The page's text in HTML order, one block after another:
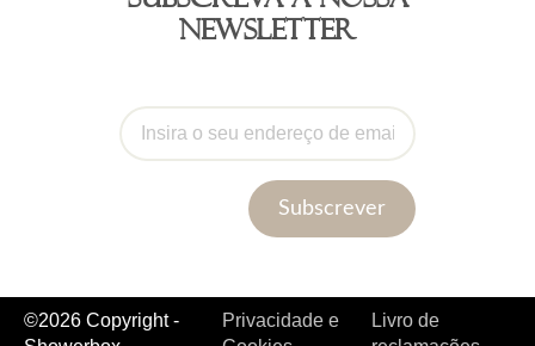
newsletter
Subscrever
©2026 Copyright -
Privacidade e
Livro de